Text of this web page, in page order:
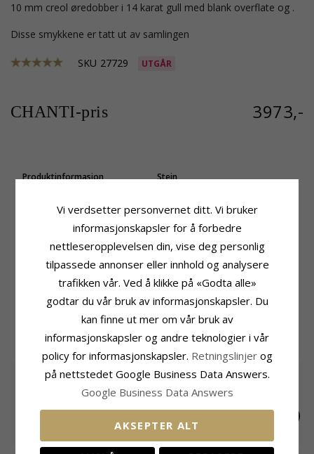
10 mm creol øredobber i 14 karat gull med blank overflate og .
Disse smykkene er tatt ut av samlingen
SKU 27729 UTGÅR
CHANTI-pris 3973,-
Produktinformasjon
Øredobber:
Creol Øredobber
Blank
Stein
Hvit
Størrelse
Diameter:
10,4 mm
Leveringstid: Ca. 5-10 Hverdager
MEST POPULÆRE PRODUKTER I
KATEGORIEN
SALE 35%
Vi verdsetter personvernet ditt. Vi bruker
informasjonskapsler for å forbedre
nettleseropplevelsen din, vise deg personlig
tilpassede annonser eller innhold og analysere
trafikken vår. Ved å klikke på «Godta alle»
godtar du vår bruk av informasjonskapsler. Du
kan finne ut mer om vår bruk av
informasjonskapsler og andre teknologier i vår
policy for informasjonskapsler. Retningslinjer og
på nettstedet Google Business Data Answers.
Google Business Data Answers
AKSEPTER ALT